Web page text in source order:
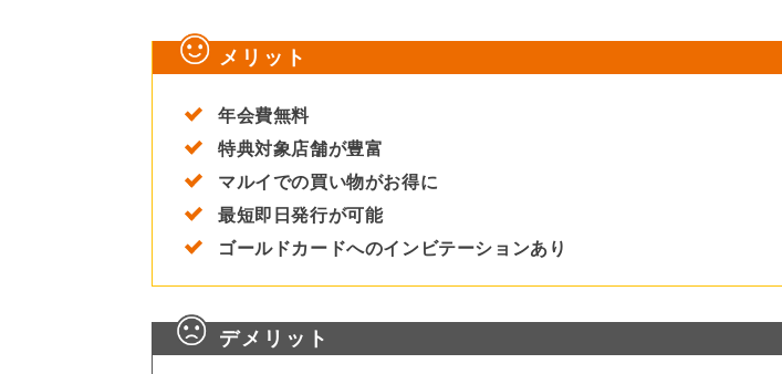
メリット
年会費無料
特典対象店舗が豊富
マルイでの買い物がお得に
最短即日発行が可能
ゴールドカードへのインビテーションあり
デメリット